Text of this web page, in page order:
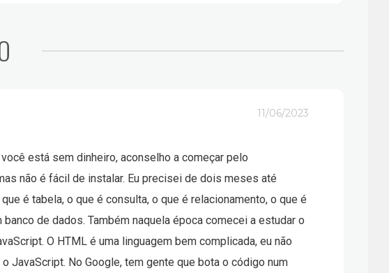
11/06/2023
está sem dinheiro, aconselho a começar pelo
não é fácil de instalar. Eu precisei de dois meses até
é tabela, o que é consulta, o que é relacionamento, o que é
de dados. Também naquela época comecei a estudar o
O HTML é uma linguagem bem complicada, eu não
JavaScript. No Google, tem gente que bota o código num